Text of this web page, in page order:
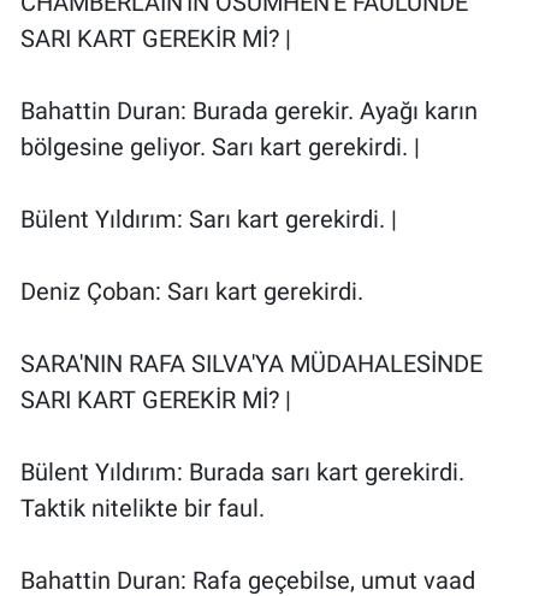
SARI KART GEREKİR Mİ? |
Bahattin Duran: Burada gerekir. Ayağı karın
bölgesine geliyor. Sarı kart gerekirdi. |
Bülent Yıldırım: Sarı kart gerekirdi. |
Deniz Çoban: Sarı kart gerekirdi.
SARA'NIN RAFA SILVA'YA MÜDAHALESİNDE
SARI KART GEREKİR Mİ? |
Bülent Yıldırım: Burada sarı kart gerekirdi.
Taktik nitelikte bir faul.
Bahattin Duran: Rafa geçebilse, umut vaad
Ne demişti
Popüler
Programlar
Teknoloji
Türkiye'nin Geleceği
Türkiye'nin Gündemi
Yerel Gündem